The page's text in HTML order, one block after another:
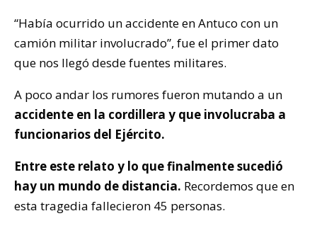
“Había ocurrido un accidente en Antuco con un
camión militar involucrado”, fue el primer dato
que nos llegó desde fuentes militares.
A poco andar los rumores fueron mutando a un
accidente en la cordillera y que involucraba a
funcionarios del Ejército.
Entre este relato y lo que finalmente sucedió
hay un mundo de distancia. Recordemos que en
esta tragedia fallecieron 45 personas.